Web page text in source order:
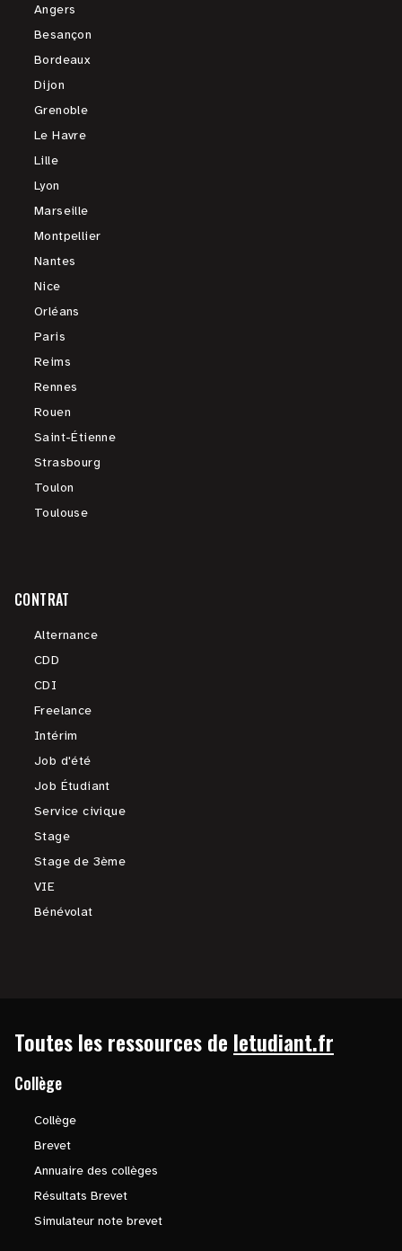
Angers
Besançon
Bordeaux
Dijon
Grenoble
Le Havre
Lille
Lyon
Marseille
Montpellier
Nantes
Nice
Orléans
Paris
Reims
Rennes
Rouen
Saint-Étienne
Strasbourg
Toulon
Toulouse
CONTRAT
Alternance
CDD
CDI
Freelance
Intérim
Job d'été
Job Étudiant
Service civique
Stage
Stage de 3ème
VIE
Bénévolat
Toutes les ressources de letudiant.fr
Collège
Collège
Brevet
Annuaire des collèges
Résultats Brevet
Simulateur note brevet